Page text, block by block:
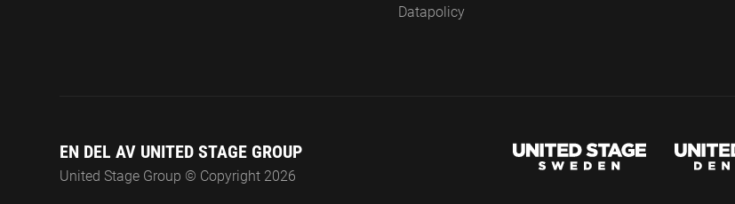
Datapolicy
EN DEL AV UNITED STAGE GROUP
United Stage Group © Copyright 2026